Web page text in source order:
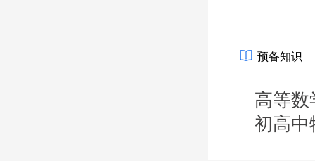
预备知识
高等数
初高中